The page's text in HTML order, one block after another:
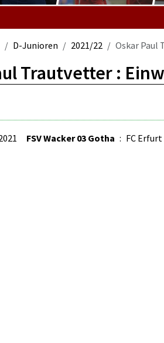
D-Junioren 2021/22 Oskar Paul
Trautvetter :
FSV Wacker 03 Gotha : FC